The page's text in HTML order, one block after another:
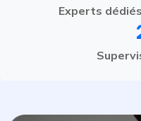
Experts